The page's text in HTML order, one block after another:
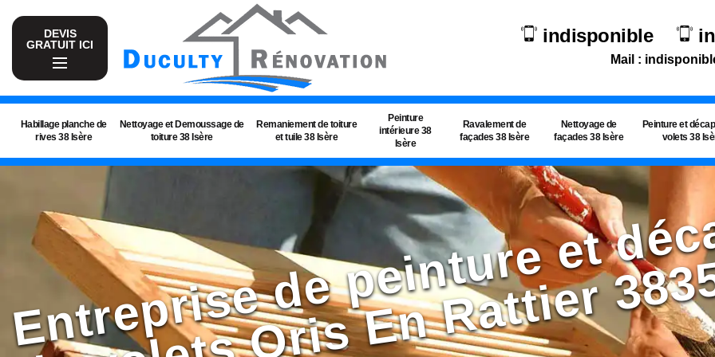
DEVIS
GRATUIT ICI
indisponible
Mail :
Habillage planche de
rives 38 Isère
Nettoyage et Demoussage de
toiture 38 Isère
Remaniement de toiture
et tuile 38 Isère
Peinture
intérieure 38
Isère
Ravalement de
façades 38 Isère
Nettoyage de
façades 38 Isère
Peinture et
volets 38